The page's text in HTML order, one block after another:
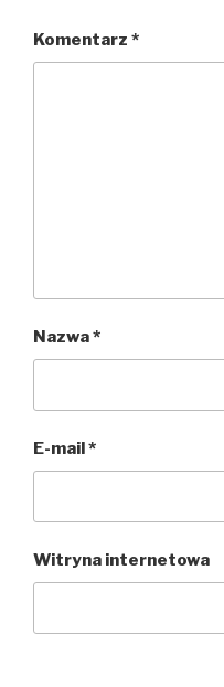
Komentarz *
Nazwa*
E-mail *
Witryna internetowa